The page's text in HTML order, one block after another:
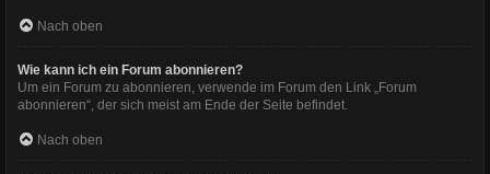
Nach oben
Wie kann ich ein Forum abonnieren?
Um ein Forum zu abonnieren, verwende im Forum den Link „Forum
abonnieren“, der sich meist am Ende der Seite befindet.
Nach oben